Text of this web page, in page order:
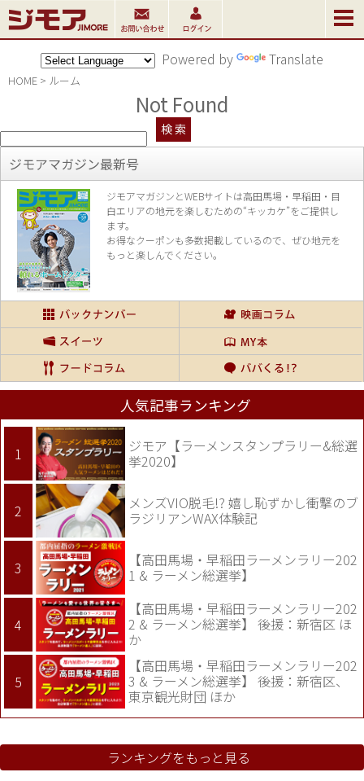
Powered by Translate
HOME > ルーム
Not Found
ジモアマガジン最新号
ジモアマガジンとWEBサイトは高田馬場・早稲田・目
白エリアの地元を楽しむための“キッカケ”をご提供し
ます。
お得なクーポンも多数掲載しているので、 ぜひ地元を
もっと楽しんでください。
人気記事ランキング
ジモア【ラーメンスタンプラリー&総選
挙2020】
メンズVIO脱毛!? 嬉し恥ずかし衝撃のブ
ラジリアンWAX体験記
【高田馬場・早稲田ラーメンラリー202
1 & ラーメン総選挙】
【高田馬場・早稲田ラーメンラリー202
2 & ラーメン総選挙】 後援：新宿区 ほ
か
【高田馬場・早稲田ラーメンラリー202
3 & ラーメン総選挙】 後援：新宿区、
東京観光財団 ほか
ランキングをもっと見る